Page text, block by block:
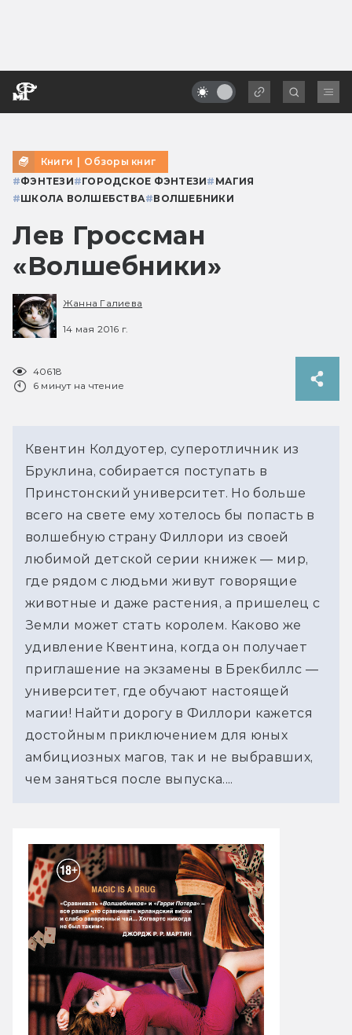
Книги | Обзоры книг
#ФЭНТЕЗИ#ГОРОДСКОЕ ФЭНТЕЗИ# МАГИЯ
#ШКОЛА ВОЛШЕБСТВА#ВОЛШЕБНИКИ
Лев Гроссман
«Волшебники»
Жанна Галиева
14 мая 2016 г.
40618
6 минут на чтение
Квентин Колдуотер, суперотличник из
Бруклина, собирается поступать в
Принстонский университет. Но больше
всего на свете ему хотелось бы попасть в
волшебную страну Филлори из своей
любимой детской серии книжек — мир,
где рядом с людьми живут говорящие
животные и даже растения, а пришелец с
Земли может стать королем. Каково же
удивление Квентина, когда он получает
приглашение на экзамены в Брекбиллс —
университет, где обучают настоящей
магии! Найти дорогу в Филлори кажется
достойным приключением для юных
амбициозных магов, так и не выбравших,
чем заняться после выпуска....